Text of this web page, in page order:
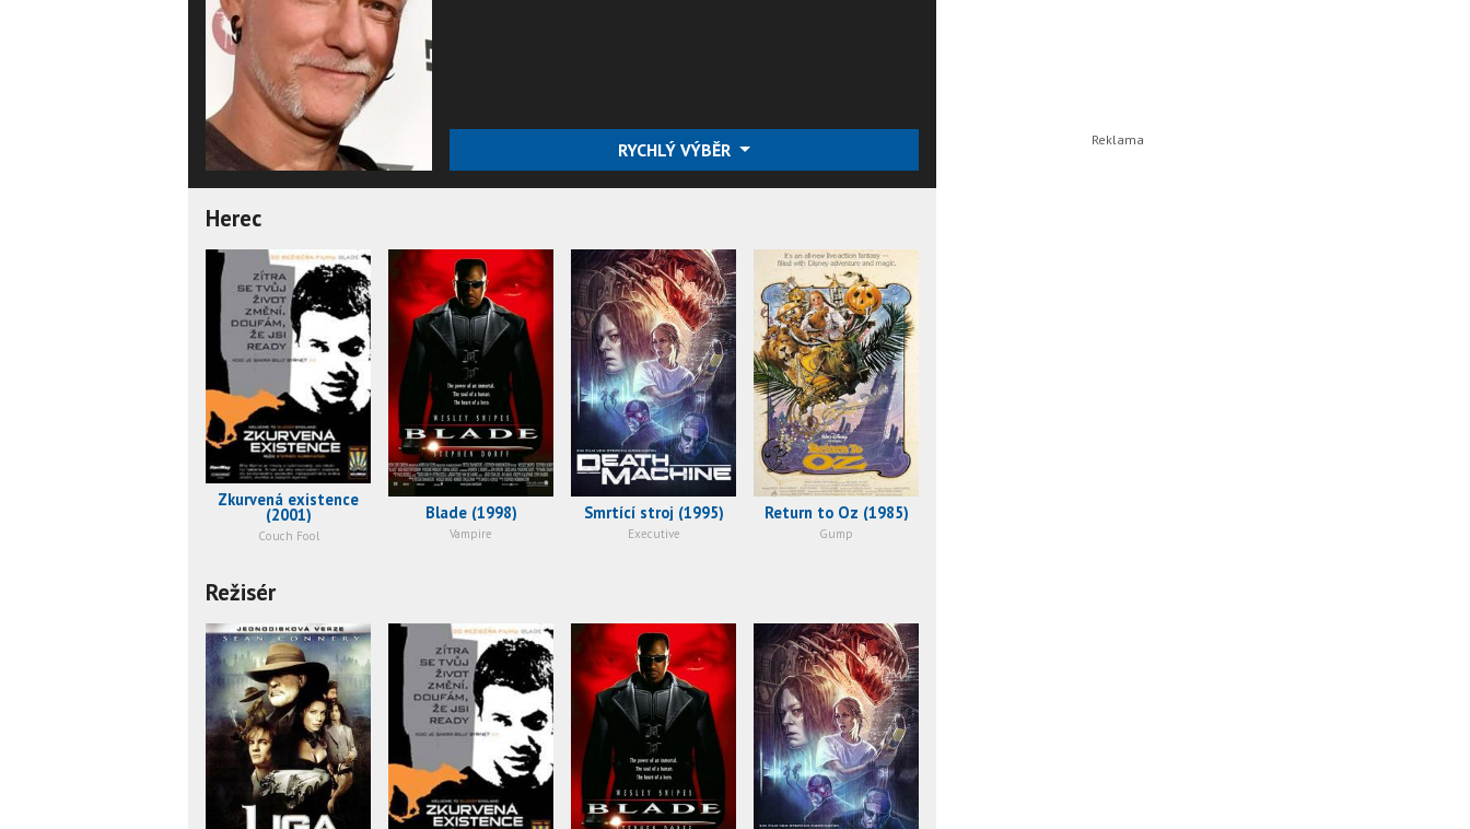
RYCHLÝ VÝBĚR
Herec
Zkurvená existence
(2001)
Couch Fool
Blade (1998)
Vampire
Smrtící stroj (1995)
Executive
Return to Oz (1985)
Gump
Režisér